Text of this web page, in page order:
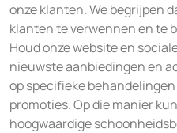
onze klanten. We begrijpen
klanten te verwennen en te
Houd onze website en
nieuwste aanbiedingen en
op specifieke
promoties. Op die manier
hoogwaardige